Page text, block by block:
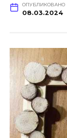
ОПУБЛИКОВАНО
08.03.2024